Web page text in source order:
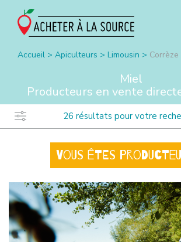
Accueil > Apiculteurs > Limousin > Corrèze
Miel
Producteurs en vente
26 résultats pour votre
Vous êtes